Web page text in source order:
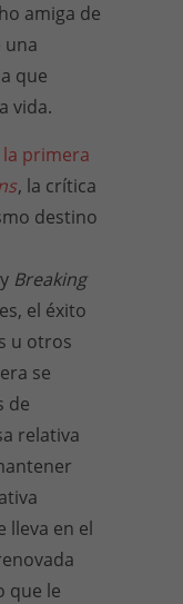
amiga de
una
que
vida.
la primera
, la crítica
destino
y Breaking
el éxito
u otros
se
de
relativa
lleva en el
que le